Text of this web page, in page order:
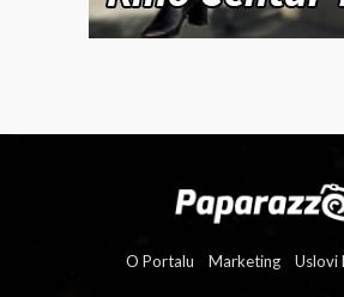
Kasper otvorio dušu o Mini Kostić:
prolazno, ona je moja večnost“